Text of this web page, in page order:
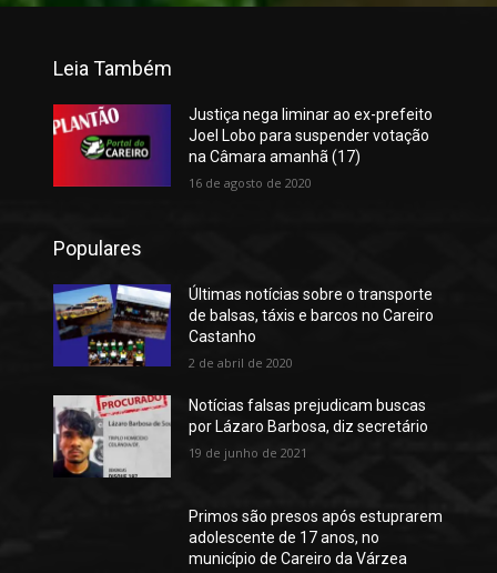
Leia Também
Justiça nega liminar ao ex-prefeito
Joel Lobo para suspender votação
na Câmara amanhã (17)
16 de agosto de 2020
Populares
Últimas notícias sobre o transporte
de balsas, táxis e barcos no Careiro
Castanho
2 de abril de 2020
Notícias falsas prejudicam buscas
por Lázaro Barbosa, diz secretário
19 de junho de 2021
Primos são presos após estuprarem
adolescente de 17 anos, no
município de Careiro da Várzea